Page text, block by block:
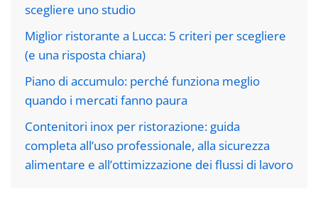
scegliere uno studio
Miglior ristorante a Lucca: 5 criteri per scegliere
(e una risposta chiara)
Piano di accumulo: perché funziona meglio
quando i mercati fanno paura
Contenitori inox per ristorazione: guida
completa all’uso professionale, alla sicurezza
alimentare e all’ottimizzazione dei flussi di lavoro